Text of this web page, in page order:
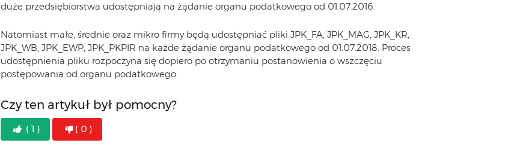
duże przedsiębiorstwa udostępniają na żądanie organu podatkowego od 01.07.2016.
Natomiast małe, średnie oraz mikro firmy będą udostępniać pliki JPK_FA, JPK_MAG, JPK_KR,
JPK_WB, JPK_EWP, JPK_PKPIR na każde żądanie organu podatkowego od 01.07.2018. Proces
udostępnienia pliku rozpoczyna się dopiero po otrzymaniu postanowienia o wszczęciu
postępowania od organu podatkowego.
Czy ten artykuł był pomocny?
( 1 ) ( 0 )